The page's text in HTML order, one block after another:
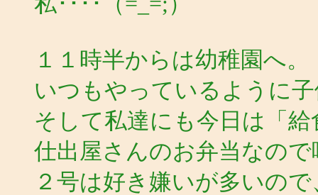
１１時半からは幼稚園へ。
いつもやっているように
そして私達にも今日は「
仕出屋さんのお弁当なの
２号は好き嫌いが多いの